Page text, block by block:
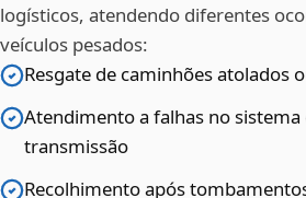
logísticos, atendendo diferentes
veículos pesados:
Resgate de caminhões atolados
Atendimento a falhas no sistema
transmissão
Recolhimento após